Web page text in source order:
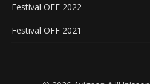
Festival OFF 2022
Festival OFF 2021